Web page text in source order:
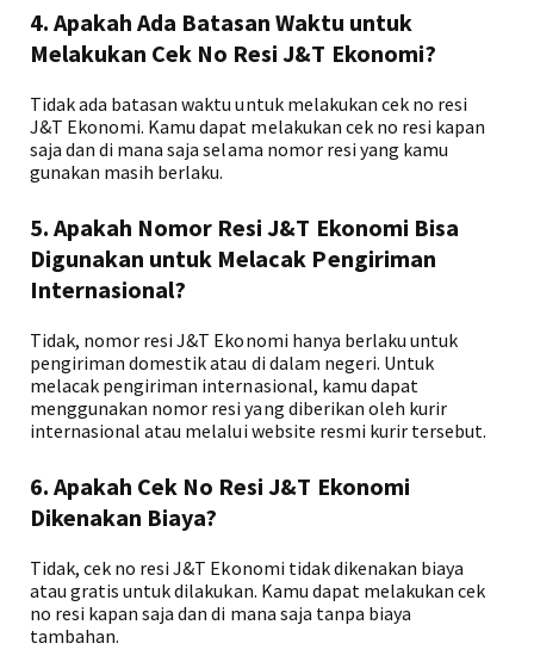
4. Apakah Ada Batasan Waktu untuk
Melakukan Cek No Resi J&T Ekonomi?
Tidak ada batasan waktu untuk melakukan cek no resi
J&T Ekonomi. Kamu dapat melakukan cek no resi kapan
saja dan di mana saja selama nomor resi yang kamu
gunakan masih berlaku.
5. Apakah Nomor Resi J&T Ekonomi Bisa
Digunakan untuk Melacak Pengiriman
Internasional?
Tidak, nomor resi J&T Ekonomi hanya berlaku untuk
pengiriman domestik atau di dalam negeri. Untuk
melacak pengiriman internasional, kamu dapat
menggunakan nomor resi yang diberikan oleh kurir
internasional atau melalui website resmi kurir tersebut.
6. Apakah Cek No Resi J&T Ekonomi
Dikenakan Biaya?
Tidak, cek no resi J&T Ekonomi tidak dikenakan biaya
atau gratis untuk dilakukan. Kamu dapat melakukan cek
no resi kapan saja dan di mana saja tanpa biaya
tambahan.